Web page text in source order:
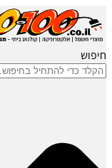
חיפוש